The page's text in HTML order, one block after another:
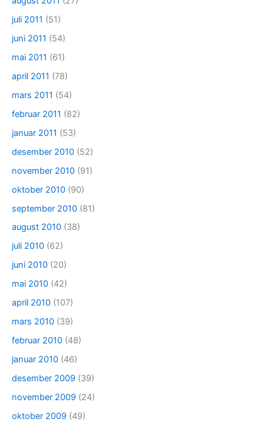
juli 2011 (51)
juni 2011 (54)
mai 2011 (61)
april 2011 (78)
mars 2011 (54)
februar 2011 (82)
januar 2011 (53)
desember 2010 (52)
november 2010 (91)
oktober 2010 (90)
september 2010 (81)
august 2010 (38)
juli 2010 (62)
juni 2010 (20)
mai 2010 (42)
april 2010 (107)
mars 2010 (39)
februar 2010 (48)
januar 2010 (46)
desember 2009 (39)
november 2009 (24)
oktober 2009 (49)